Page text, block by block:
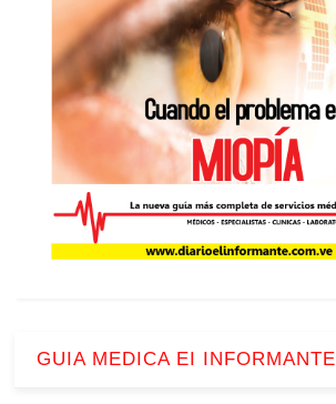
GUIA MEDICA EI INFORMANTE